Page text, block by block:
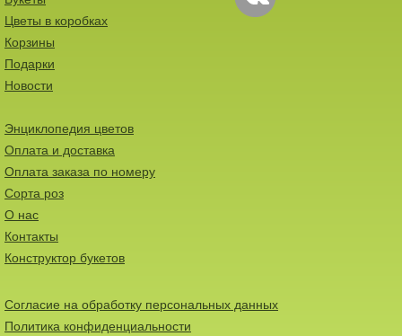
Цветы в коробках
Корзины
Подарки
Новости
Энциклопедия цветов
Оплата и доставка
Оплата заказа по номеру
Сорта роз
О нас
Контакты
Конструктор букетов
Согласие на обработку персональных данных
Политика конфиденциальности